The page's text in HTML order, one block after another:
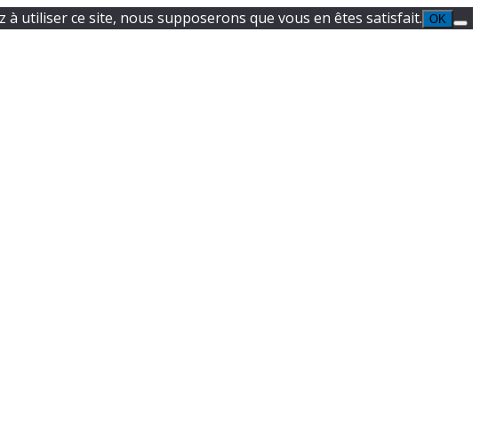
utiliser ce site, nous supposerons que vous en êtes satisfait. OK